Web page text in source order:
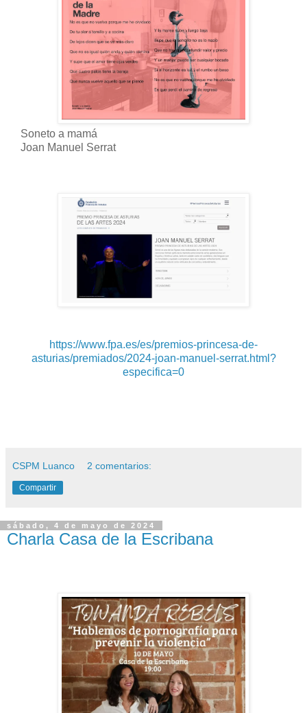
Soneto a mamá
Joan Manuel Serrat
https://www.fpa.es/es/premios-princesa-de-
asturias/premiados/2024-joan-manuel-serrat.html?
especifica=0
CSPM Luanco 2 comentarios:
Compartir
sábado, 4 de mayo de 2024
Charla Casa de la Escribana